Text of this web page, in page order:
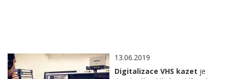
13.06.2019
Digitalizace VHS kazet je